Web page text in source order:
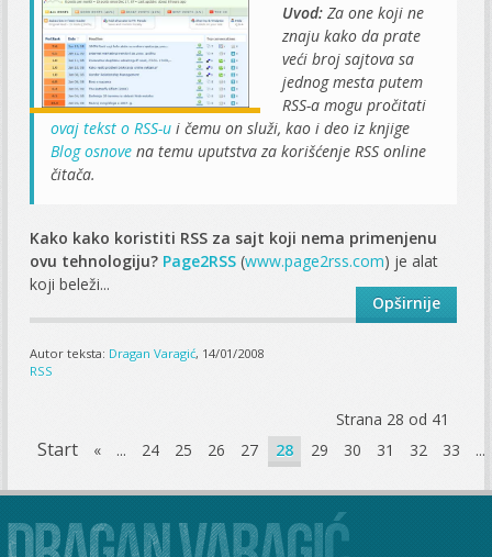
Uvod:Za one koji ne
znaju kako da prate
veći broj sajtova sa
jednog mesta putem
RSS-a mogu pročitati
ovaj tekst o RSS-u i čemu on služi, kao i deo iz knjige
Blog osnove na temu uputstva za korišćenje RSS online
čitača.
Kako kako koristiti RSS za sajt koji nema primenjenu
ovu tehnologiju? Page2RSS (www.page2rss.com) je alat
koji beleži...
Opširnije
Autor teksta: Dragan Varagić, 14/01/2008
RSS
Strana 28 od 41
Start « ... 24 25 26 27 28 29 30 31 32 33 ...